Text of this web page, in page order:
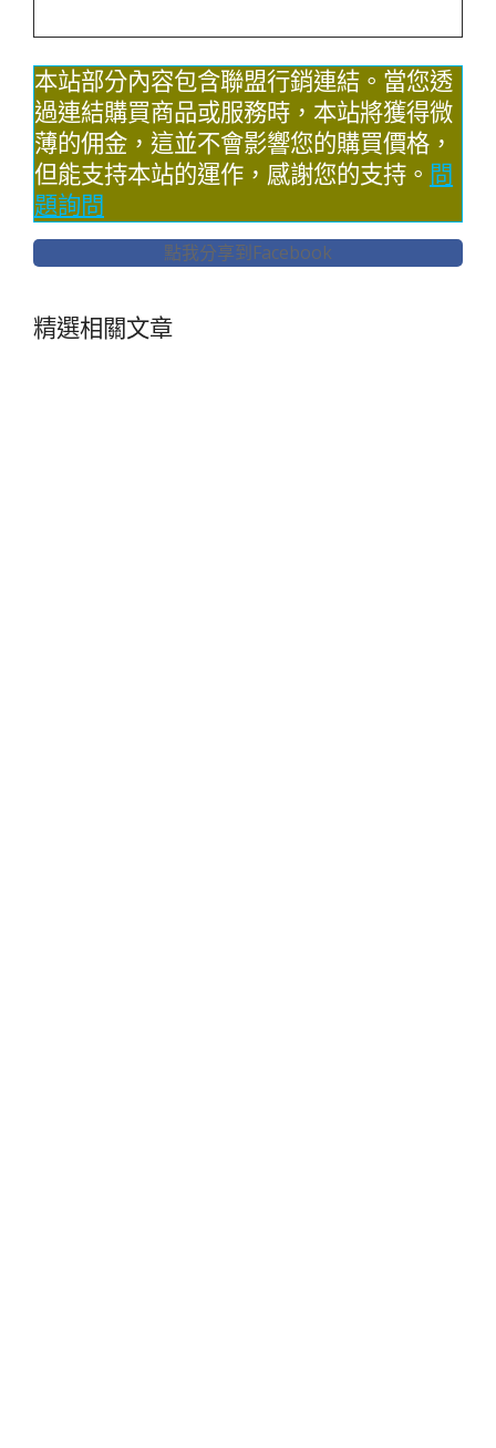
本站部分內容包含聯盟行銷連結。當您透
過連結購買商品或服務時，本站將獲得微
薄的佣金，這並不會影響您的購買價格，
但能支持本站的運作，感謝您的支持。 問
題詢問
點我分享到Facebook
精選相關文章